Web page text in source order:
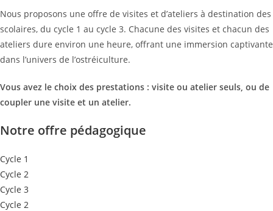
Nous proposons une offre de visites et d’ateliers à destination des
scolaires, du cycle 1 au cycle 3. Chacune des visites et chacun des
ateliers dure environ une heure, offrant une immersion captivante
dans l’univers de l’ostréiculture.
Vous avez le choix des prestations : visite ou atelier seuls, ou de
coupler une visite et un atelier.
Notre offre pédagogique
Cycle 1
Cycle 2
Cycle 3
Cycle 2